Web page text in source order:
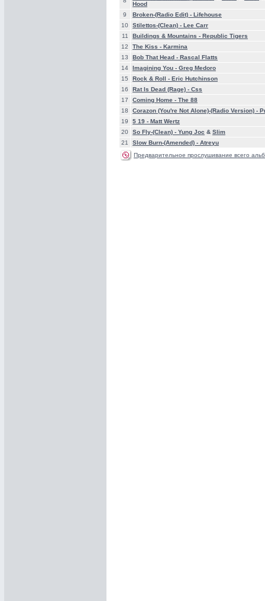
Hood
9
Broken-(Radio Edit) - Lifehouse
10
Stilettos-(Clean) - Lee Carr
11
Buildings & Mountains - Republic Tigers
12
The Kiss - Karmina
13
Bob That Head - Rascal Flatts
14
Imagining You - Greg Medoro
15
Rock & Roll - Eric Hutchinson
16
Rat Is Dead (Rage) - Css
17
Coming Home - The 88
18
Corazon (You're Not Alone)-(Radio Version) -
19
5 19 - Matt Wertz
20
So Fly-(Clean) - Yung Joc & Slim
21
Slow Burn-(Amended) - Atreyu
Предварительное прослушивание всего